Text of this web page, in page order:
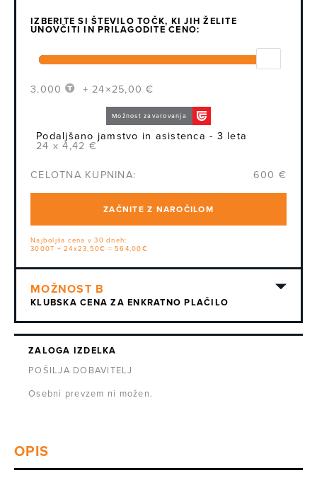
IZBERITE SI ŠTEVILO TOČK, KI JIH ŽELITE
UNOVČITI IN PRILAGODITE CENO:
3.000 + 24×25,00 €
Možnost zavarovanja
Podaljšano jamstvo in asistenca - 3 leta
24 x 4,42 €
CELOTNA KUPNINA: 600 €
ZAČNITE Z NAROČILOM
Najboljša cena v 30 dneh:
3000T + 24x23,50€ = 564,00€
KLUBSKA CENA ZA ENKRATNO PLAČILO
ZALOGA IZDELKA
POŠILJA DOBAVITELJ
Osebni prevzem ni možen.